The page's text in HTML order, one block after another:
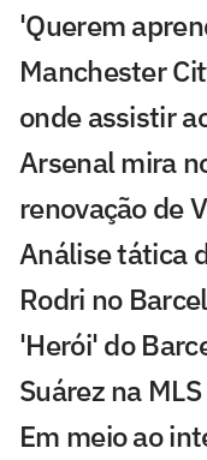
'Querem
Manchester
onde assistir
Arsenal mira
renovação de
Análise tática
Rodri no
'Herói' do
Suárez na MLS
Em meio ao